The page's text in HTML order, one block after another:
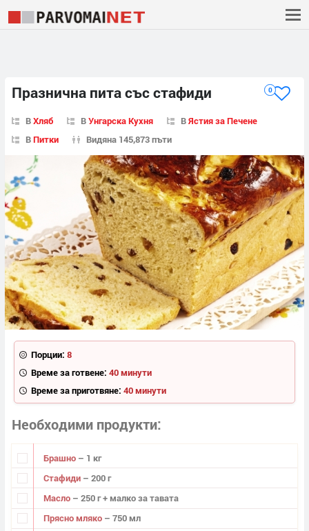
Празнична пита със стафиди 0
ВХляб ВУнгарска Кухня ВЯстия за Печене
ВПитки Видяна 145,873 пъти
Порции: 8
Време за готвене: 40 минути
Време за приготвяне: 40 минути
Необходими продукти
Брашно – 1 кг
Стафиди – 200 г
Масло – 250 г + малко за тавата
Прясно мляко – 750 мл